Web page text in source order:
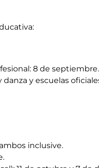
8 de septiembre.
y escuelas
inclusive.